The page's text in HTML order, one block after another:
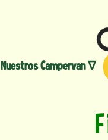
Nuestros Campervan ∇